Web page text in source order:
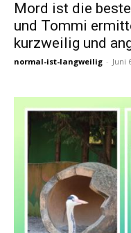
Mord ist die
und Tommi
kurzweilig und
normal-ist-langweilig - Juni